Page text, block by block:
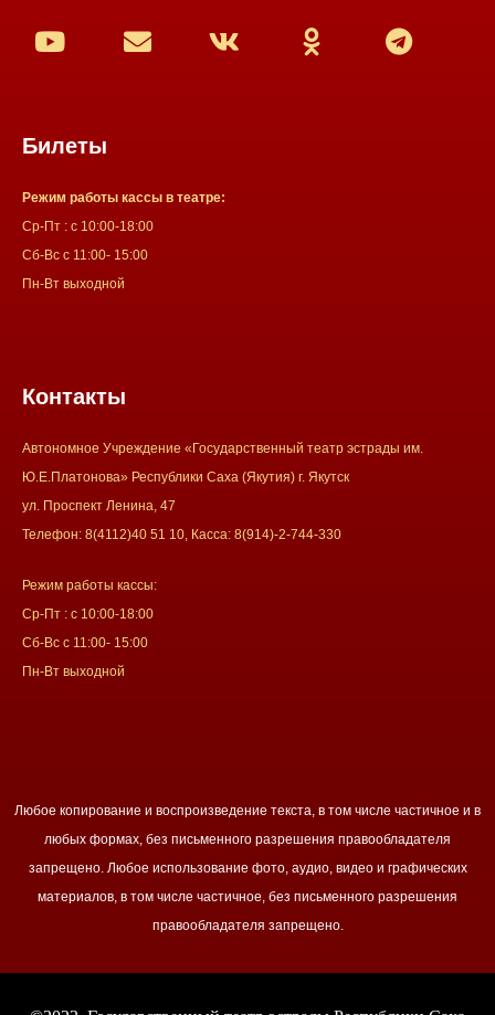
Билеты
Режим работы кассы в театре:
Ср-Пт : с 10:00-18:00
Сб-Вс с 11:00- 15:00
Пн-Вт выходной
Контакты
Автономное Учреждение «Государственный театр эстрады им.
Ю.Е.Платонова» Республики Саха (Якутия) г. Якутск
ул. Проспект Ленина, 47
Телефон: 8(4112)40 51 10, Касса: 8(914)-2-744-330
Режим работы кассы:
Ср-Пт : с 10:00-18:00
Сб-Вс с 11:00- 15:00
Пн-Вт выходной
Любое копирование и воспроизведение текста, в том числе частичное и в
любых формах, без письменного разрешения правообладателя
запрещено. Любое использование фото, аудио, видео и графических
материалов, в том числе частичное, без письменного разрешения
правообладателя запрещено.